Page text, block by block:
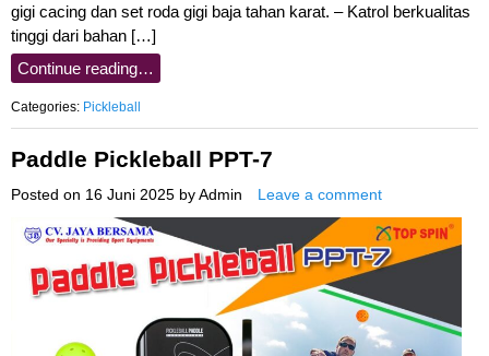
gigi cacing dan set roda gigi baja tahan karat. – Katrol berkualitas
tinggi dari bahan […]
Continue reading…
Categories: Pickleball
Paddle Pickleball PPT-7
Posted on 16 Juni 2025 by Admin Leave a comment